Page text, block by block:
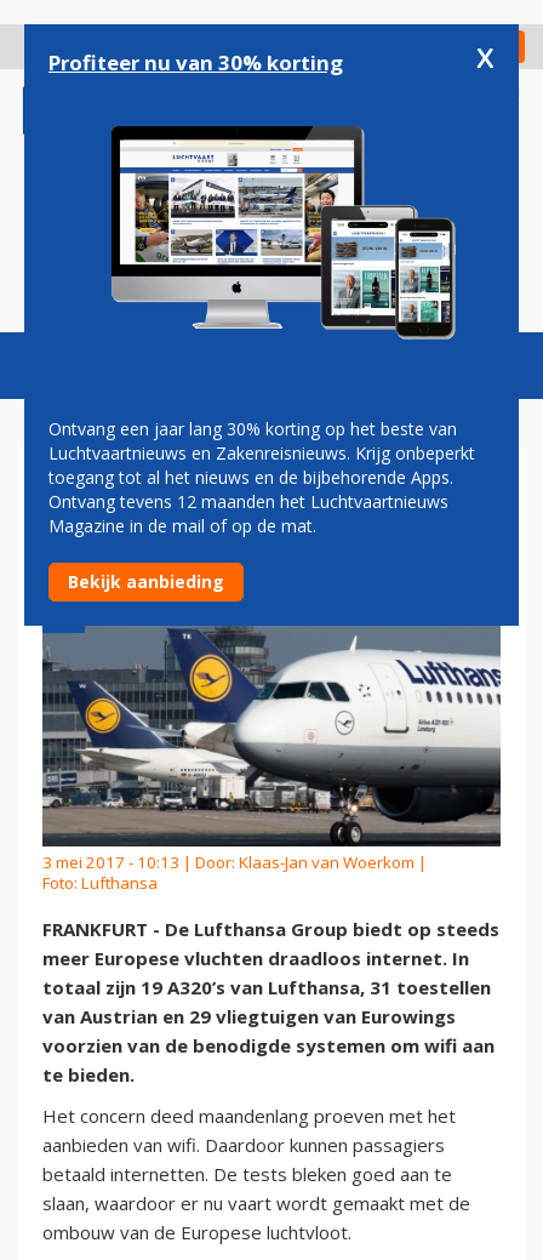
gaan
Check in
Magazine Podcasts Vacatures
LUFTHANSA: WIFI OP STEEDS
MEER EUROPESE VLUCHTEN
3 mei 2017 - 10:13 | Door: Klaas-Jan van Woerkom |
Foto: Lufthansa
FRANKFURT - De Lufthansa Group biedt op steeds
meer Europese vluchten draadloos internet. In
totaal zijn 19 A320’s van Lufthansa, 31 toestellen
van Austrian en 29 vliegtuigen van Eurowings
voorzien van de benodigde systemen om wifi aan
te bieden.
Het concern deed maandenlang proeven met het
aanbieden van wifi. Daardoor kunnen passagiers
betaald internetten. De tests bleken goed aan te
slaan, waardoor er nu vaart wordt gemaakt met de
ombouw van de Europese luchtvloot.
Profiteer nu van 30% korting x
Ontvang een jaar lang 30% korting op het beste van
Luchtvaartnieuws en Zakenreisnieuws. Krijg onbeperkt
toegang tot al het nieuws en de bijbehorende Apps.
Ontvang tevens 12 maanden het Luchtvaartnieuws
Magazine in de mail of op de mat.
Bekijk aanbieding